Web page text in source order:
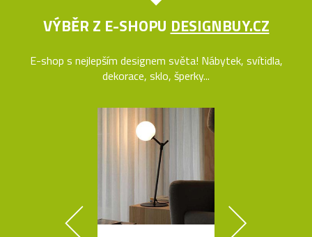
VÝBĚR Z E-SHOPU DESIGNBUY.CZ
E-shop s nejlepším designem světa! Nábytek, svítidla,
dekorace, sklo, šperky...